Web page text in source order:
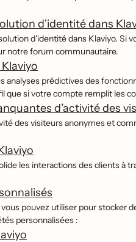
d'identité dans
d'identité dans Klaviyo. Si
notre forum communautaire.
prédictives des
que si votre compte remplit les
d’activité des
des visiteurs anonymes et
les interactions des clients à
pouvez utiliser pour stocker
personnalisées :